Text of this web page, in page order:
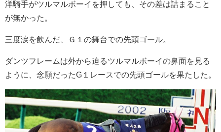
洋騎手がツルマルボーイを押しても、その差は詰まること
が無かった。
三度涙を飲んだ、Ｇ１の舞台での先頭ゴール。
ダンツフレームは外から迫るツルマルボーイの鼻面を見る
ように、念願だったG１レースでの先頭ゴールを果たした。